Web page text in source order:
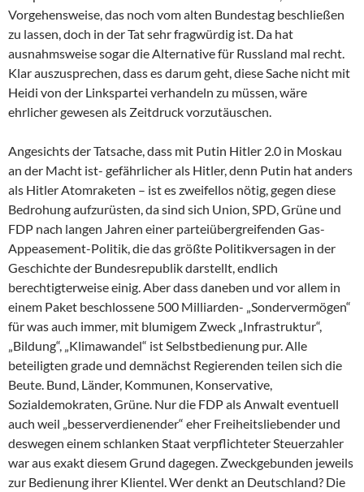
Vorgehensweise, das noch vom alten Bundestag beschließen
zu lassen, doch in der Tat sehr fragwürdig ist. Da hat
ausnahmsweise sogar die Alternative für Russland mal recht.
Klar auszusprechen, dass es darum geht, diese Sache nicht mit
Heidi von der Linkspartei verhandeln zu müssen, wäre
ehrlicher gewesen als Zeitdruck vorzutäuschen.
Angesichts der Tatsache, dass mit Putin Hitler 2.0 in Moskau
an der Macht ist- gefährlicher als Hitler, denn Putin hat anders
als Hitler Atomraketen – ist es zweifellos nötig, gegen diese
Bedrohung aufzurüsten, da sind sich Union, SPD, Grüne und
FDP nach langen Jahren einer parteiübergreifenden Gas-
Appeasement-Politik, die das größte Politikversagen in der
Geschichte der Bundesrepublik darstellt, endlich
berechtigterweise einig. Aber dass daneben und vor allem in
einem Paket beschlossene 500 Milliarden- „Sondervermögen“
für was auch immer, mit blumigem Zweck „Infrastruktur“,
„Bildung“, „Klimawandel“ ist Selbstbedienung pur. Alle
beteiligten grade und demnächst Regierenden teilen sich die
Beute. Bund, Länder, Kommunen, Konservative,
Sozialdemokraten, Grüne. Nur die FDP als Anwalt eventuell
auch weil „besserverdienender“ eher Freiheitsliebender und
deswegen einem schlanken Staat verpflichteter Steuerzahler
war aus exakt diesem Grund dagegen. Zweckgebunden jeweils
zur Bedienung ihrer Klientel. Wer denkt an Deutschland? Die